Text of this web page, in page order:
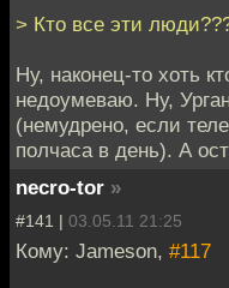
> Кто все эти
Ну, наконец-то хоть
недоумеваю. Ну,
(немудрено, если
полчаса в день). А
necro-tor »
#141 | 03.05.11 21:25
Кому: Jameson, #117